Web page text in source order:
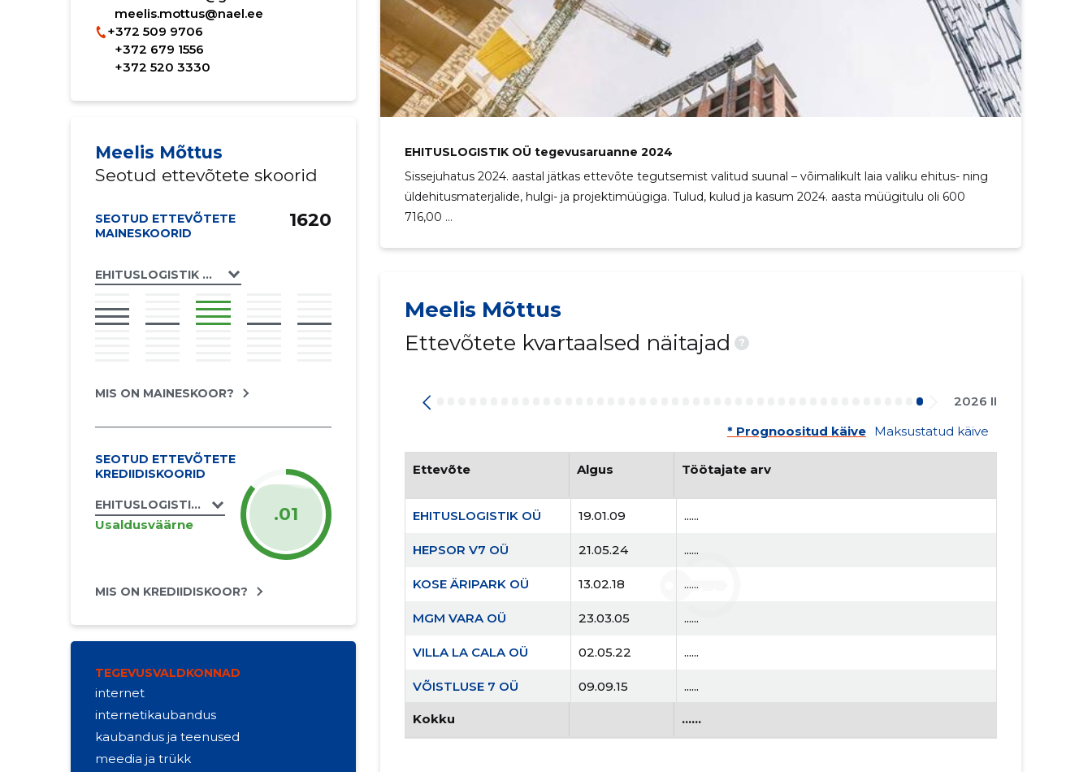
meelis.mottus@nael.ee
+372 509 9706
+372 679 1556
+372 520 3330
Meelis Mõttus
Seotud ettevõtete skoorid
SEOTUD ETTEVÕTETE
MAINESKOORID
EHITUSLOGISTIK OÜ
1620
MIS ON MAINESKOOR?
SEOTUD ETTEVÕTETE
KREDIIDISKOORID
EHITUSLOGISTIK OÜ
Usaldusväärne .01
MIS ON KREDIIDISKOOR?
TEGEVUSVALDKONNAD
internet
internetikaubandus
kaubandus ja teenused
meedia ja trükk
EHITUSLOGISTIK OÜ tegevusaruanne 2024
Sissejuhatus 2024. aastal jätkas ettevõte tegutsemist valitud suunal – võimalikult laia valiku ehitus- ning
üldehitusmaterjalide, hulgi- ja projektimüügiga. Tulud, kulud ja kasum 2024. aasta müügitulu oli 600
716,00 ...
Meelis Mõttus
Ettevõtete kvartaalsed näitajad
?
2026 II
* Prognoositud käive Maksustatud käive
Ettevõte Algus Töötajate arv
EHITUSLOGISTIK OÜ 19.01.09 ......
HEPSOR V7 OÜ 21.05.24 ......
KOSE ÄRIPARK OÜ 13.02.18 ......
MGM VARA OÜ 23.03.05 ......
VILLA LA CALA OÜ 02.05.22 ......
VÕISTLUSE 7 OÜ 09.09.15 ......
WGC OÜ ......
Kokku ......